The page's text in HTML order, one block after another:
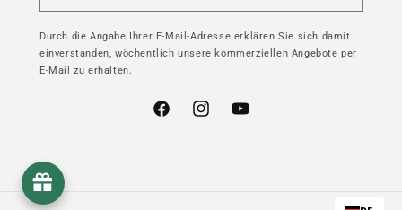
Durch die Angabe Ihrer E-Mail-Adresse erklären Sie sich damit
einverstanden, wöchentlich unsere kommerziellen Angebote per
E-Mail zu erhalten.
FacebookInstagramYouTube